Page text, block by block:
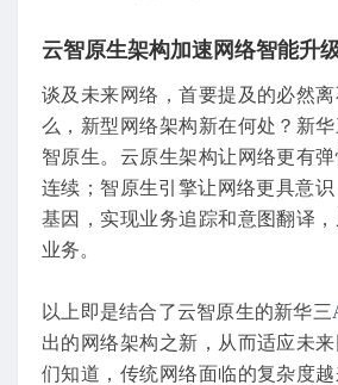
云智原生架构加速网络智能升
谈及未来网络，首要提及的必然
么，新型网络架构新在何处？新
智原生。云原生架构让网络更有
连续；智原生引擎让网络更具意
基因，实现业务追踪和意图翻译
业务。
以上即是结合了云智原生的新华三
出的网络架构之新，从而适应未
们知道，传统网络面临的复杂度